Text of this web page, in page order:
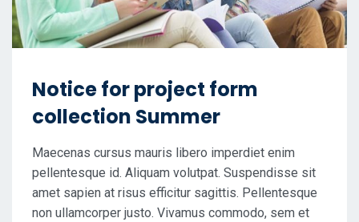
Notice for project form
collection Summer
Maecenas cursus mauris libero imperdiet enim
pellentesque id. Aliquam volutpat. Suspendisse sit
amet sapien at risus efficitur sagittis. Pellentesque
non ullamcorper justo. Vivamus commodo, sem et